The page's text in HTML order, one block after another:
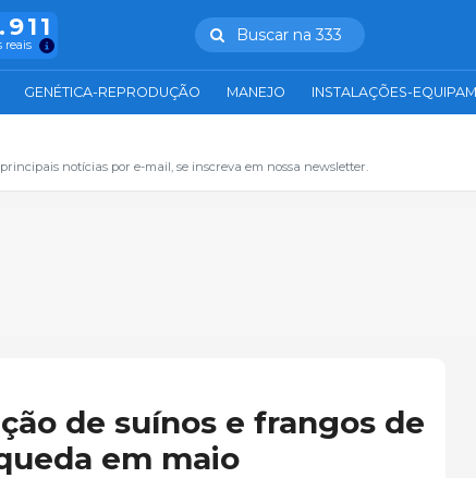
reais
Buscar na 333
GENÉTICA-REPRODUÇÃO MANEJO INSTALAÇÕES-
notícias por e-mail, se inscreva em nossa newsletter.
de suínos e frangos de
em maio